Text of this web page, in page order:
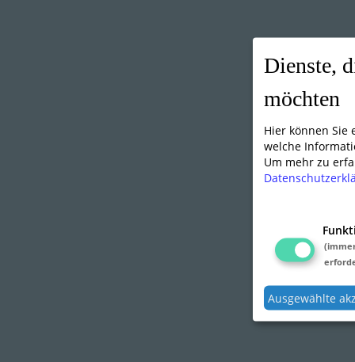
Dienste,
möchten
Hier können Sie
welche
Um mehr zu
Ausgewählte